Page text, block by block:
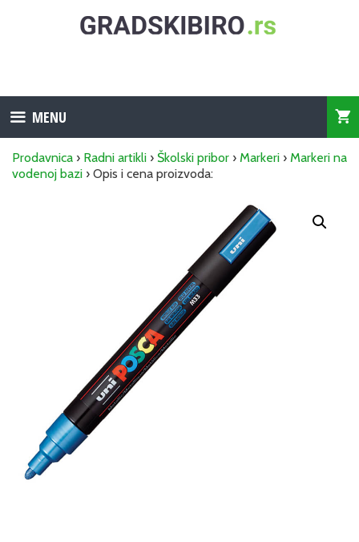
MENU
Prodavnica › Radni artikli › Školski pribor › Markeri › Markeri na
vodenoj bazi › Opis i cena proizvoda: